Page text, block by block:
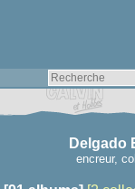
Delgado
encreur,